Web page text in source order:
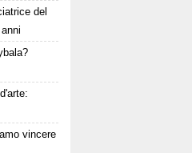
del
vincere